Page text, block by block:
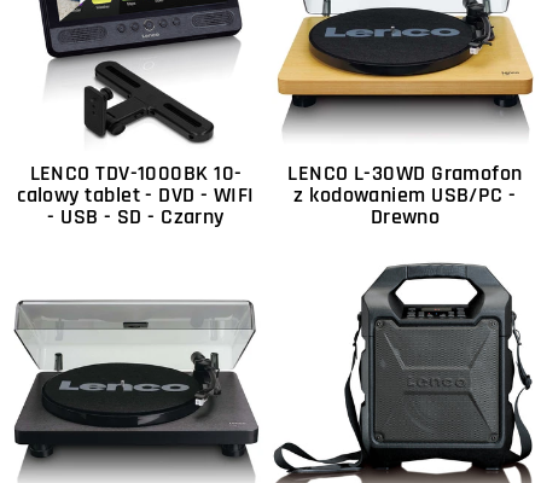
LENCO TDV-1000BK 10-
calowy tablet - DVD - WIFI
- USB - SD - Czarny
LENCO L-30WD Gramofon
z kodowaniem USB/PC -
Drewno